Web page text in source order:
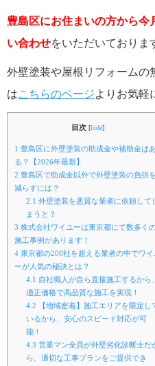
豊島区にお住まいの方から今
い合わせをいただいておりま
外壁塗装や屋根リフォームの
はこちらのページよりお気軽
目次 [hide]
1 豊島区に外壁塗装の助成金や補助金はあ
る？【2026年最新】
2 豊島区で助成金以外で外壁塗装の負担を
減らすには？
2.1 外壁塗装を悪質な業者に依頼して
まうと？
3 株式会社ワイユーは東京都にて数多く
施工事例があります！
4 東京都の200社を超える業者の中でワイ
ーが人気の秘訣とは？
4.1 自社職人が自ら直接施工するから、
適正価格で高品質な施工を実現！
4.2 【地域密着】施工エリアを限定し
いるから、安心のスピード対応が可
能！
4.3 営業マン全員が外壁劣化診断士だ
ら、適切な工事プランをご提供でき